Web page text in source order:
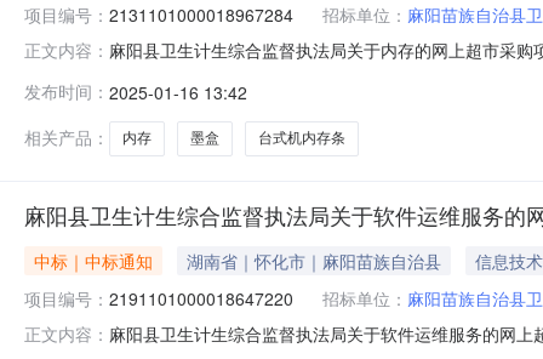
项目编号： 2131101000018967284 招标单位： 麻阳苗族自治县
正文内容： 麻阳县卫生计生综合监督执法局关于内存的网上超市采
所在行政区划名称:湖南省怀化市麻阳苗族自治县报价起
发布时间： 2025-01-16 13:42
相关产品：
内存 墨盒 台式机内存条
麻阳县卫生计生综合监督执法局关于软件运维服务的
中标｜中标通知 湖南省｜怀化市｜麻阳苗族自治县
信息技术
项目编号： 2191101000018647220 招标单位： 麻阳苗族自治县
正文内容： 麻阳县卫生计生综合监督执法局关于软件运维服务的网